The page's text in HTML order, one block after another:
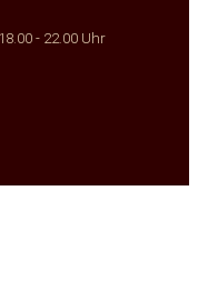
- 22.00 Uhr